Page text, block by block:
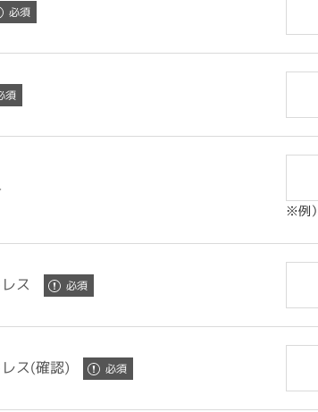
※例
ス
ス(確認)